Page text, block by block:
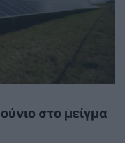
στο μείγμα